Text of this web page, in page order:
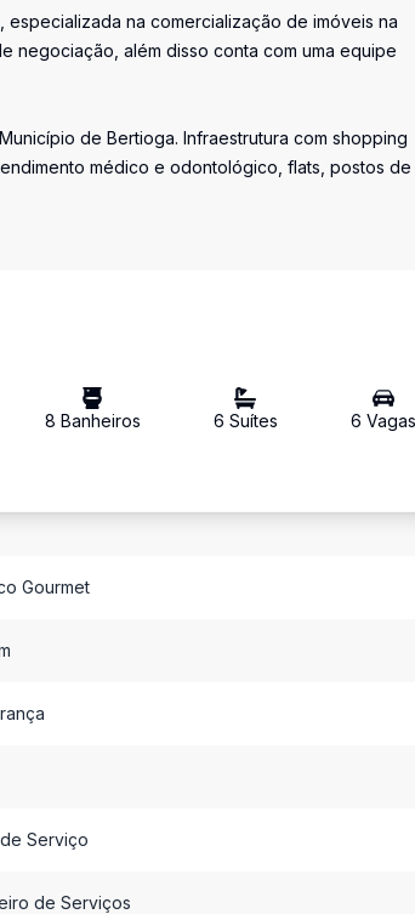
especializada na comercialização de imóveis na
negociação, além disso conta com uma equipe
de Bertioga. Infraestrutura com shopping
médico e odontológico, flats, postos de
8 Banheiros 6 Suítes 6 Vagas
Gourmet
Serviço
de Serviços